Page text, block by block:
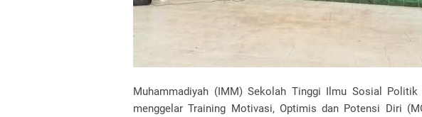
Muhammadiyah (IMM) Sekolah Tinggi Ilmu Sosial Politik
menggelar Training Motivasi, Optimis dan Potensi Diri